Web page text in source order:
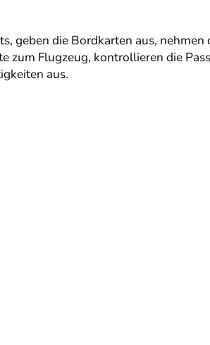
geben die Bordkarten aus, nehmen
zum Flugzeug, kontrollieren die
aus.